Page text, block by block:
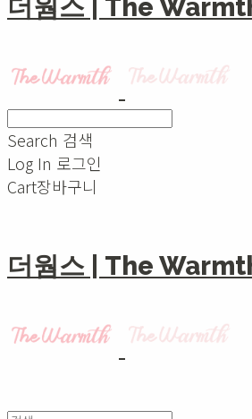
더웜스 | The
Search 검색
Log In 로그인
Cart장바구니
더웜스 | The